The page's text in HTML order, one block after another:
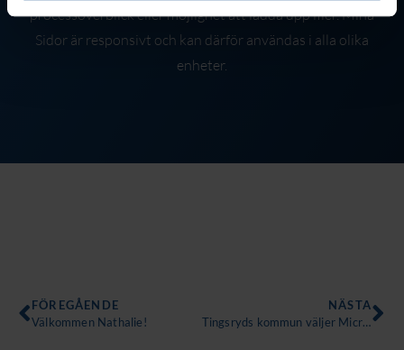
processöverblick eller möjlighet att ladda upp filer. Mina
Sidor är responsivt och kan därför användas i alla olika
enheter.
Föregående
FÖREGÅENDE
Välkommen Nathalie!
NÄSTA
Tingsryds kommun väljer MicroWeb Personalarkiv